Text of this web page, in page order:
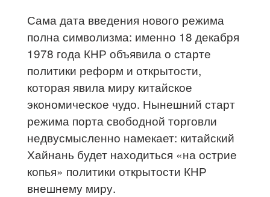
Сама дата введения нового режима
полна символизма: именно 18 декабря
1978 года КНР объявила о старте
политики реформ и открытости,
которая явила миру китайское
экономическое чудо. Нынешний старт
режима порта свободной торговли
недвусмысленно намекает: китайский
Хайнань будет находиться «на острие
копья» политики открытости КНР
внешнему миру.